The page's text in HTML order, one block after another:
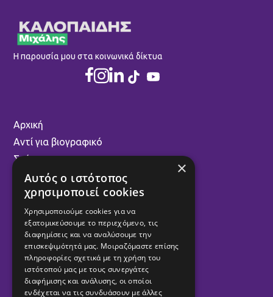
Η παρουσία μου στα κοινωνικά δίκτυα
Αρχική
Αντί για βιογραφικό
Στόχοι
Γιατί Volt
Επικοινωνία
Larnaka Talks
Επιχειρηματικότητα
Κέντρο Κινηματογράφου Λάρνακας
Κινηματογραφική Λέσχη Λάρνακας
Η συμβολή μου στο Volt
×
Αυτός ο ιστότοπος
χρησιμοποιεί cookies
Χρησιμοποιούμε cookies για να
εξατομικεύσουμε το περιεχόμενο, τις
διαφημίσεις και να αναλύσουμε την
επισκεψιμότητά μας. Μοιραζόμαστε επίσης
πληροφορίες σχετικά με τη χρήση του
ιστότοπού μας με τους συνεργάτες
διαφήμισης και ανάλυσης, οι οποίοι
ενδέχεται να τις συνδυάσουν με άλλες